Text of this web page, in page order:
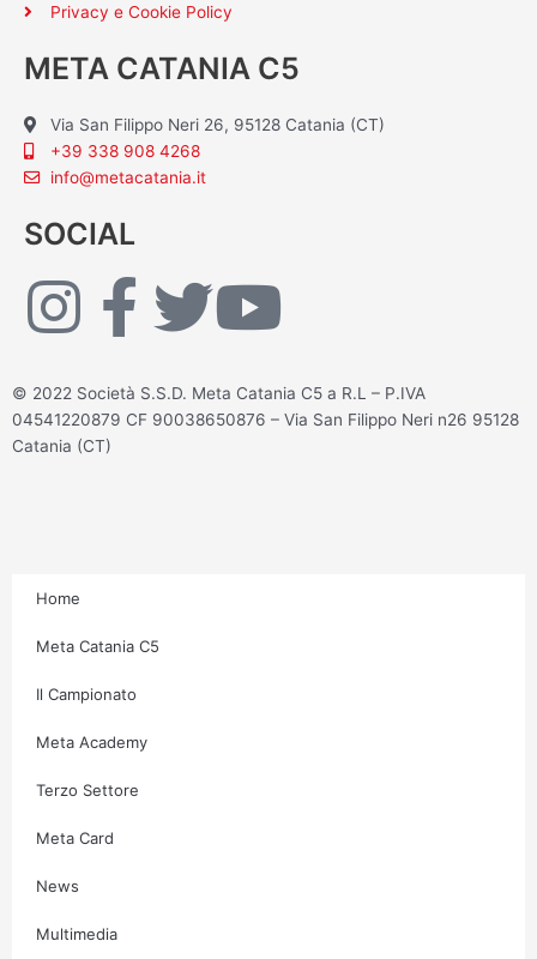
Privacy e Cookie Policy
META CATANIA C5
Via San Filippo Neri 26, 95128 Catania (CT)
+39 338 908 4268
info@metacatania.it
SOCIAL
I
s
g
r
a
m
F
a
c
o
k
-
T
i
Y
u
© 2022 Società S.S.D. Meta Catania C5 a R.L – P.IVA
04541220879 CF 90038650876 – Via San Filippo Neri n26 95128
Catania (CT)
Home
Meta Catania C5
Il Campionato
Meta Academy
Terzo Settore
Meta Card
News
Multimedia